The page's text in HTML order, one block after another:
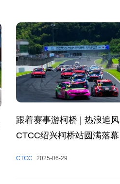
跟着赛事游柯桥 | 热浪追风
CTCC绍兴柯桥站圆满落幕
CTCC 2025-06-29